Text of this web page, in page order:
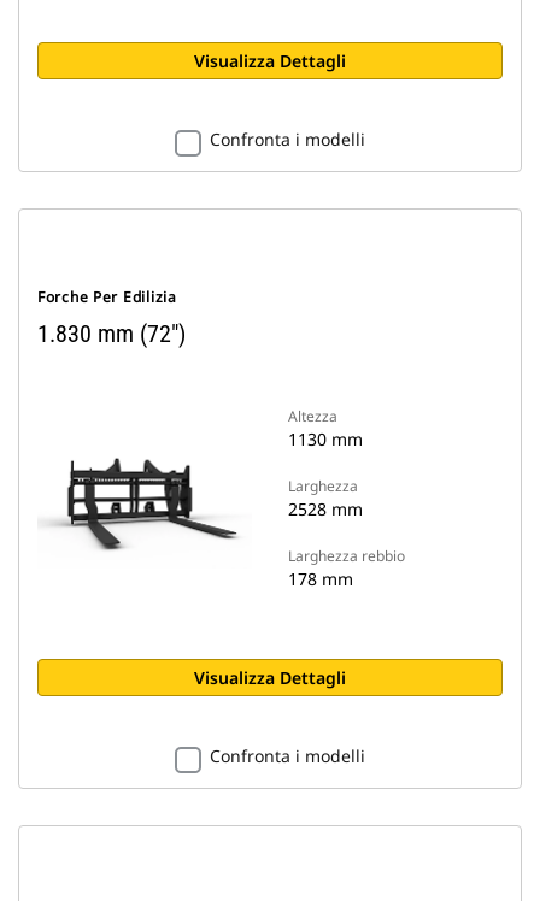
Visualizza Dettagli
Confronta i modelli
Forche Per Edilizia
1.830 mm (72")
Altezza
1130 mm
Larghezza
2528 mm
Larghezza rebbio
178 mm
Visualizza Dettagli
Confronta i modelli